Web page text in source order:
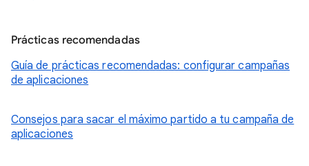
Prácticas recomendadas
Guía de prácticas recomendadas: configurar campañas
de aplicaciones
Consejos para sacar el máximo partido a tu campaña de
aplicaciones